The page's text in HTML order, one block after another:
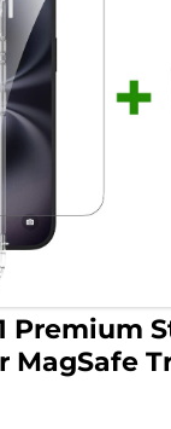
Premium
MagSafe